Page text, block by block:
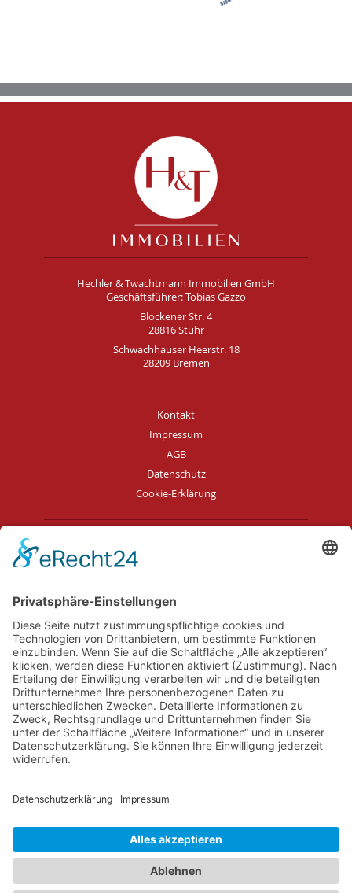
Hechler & Twachtmann Immobilien GmbH
Geschäftsführer: Tobias Gazzo
Blockener Str. 4
28816 Stuhr
Schwachhauser Heerstr. 18
28209 Bremen
Kontakt
Impressum
AGB
Datenschutz
Cookie-Erklärung
Immobilie verkaufen in Delmenhorst
Immobilienmakler Stuhr
Immobilienmakler Weyhe